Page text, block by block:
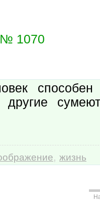
№ 1070
способен
другие
, жизнь